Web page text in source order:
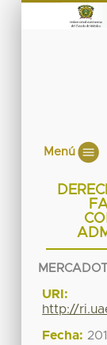
Menú
URI:
http://
Fecha: